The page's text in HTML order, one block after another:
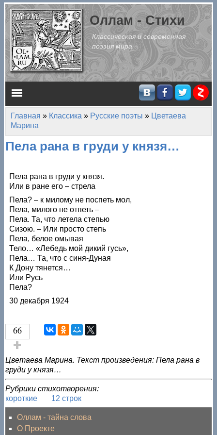
Перейти к основному содержанию
Оллам - Стихи
Классическая и современная
поэзия мира
Главное меню
Вы здесь
Главная » Классика » Русские поэты » Цветаева
Марина
Пела рана в груди у князя…
Пела рана в груди у князя.
Или в ране его – стрела
Пела? – к милому не поспеть мол,
Пела, милого не отпеть –
Пела. Та, что летела степью
Сизою. – Или просто степь
Пела, белое омывая
Тело… «Лебедь мой дикий гусь»,
Пела… Та, что с синя-Дуная
К Дону тянется…
Или Русь
Пела?
30 декабря 1924
66
Голос за!
Цветаева Марина. Текст произведения: Пела рана в
груди у князя…
Рубрики стихотворения:
короткие
12 строк
Оллам - тайна слова
О Проекте